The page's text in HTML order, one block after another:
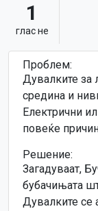
1
глас не
Проблем:
Дувалките за
средина и
Електрични
повеќе
Решение:
Загадуваат,
бубачињата
Дувалките се